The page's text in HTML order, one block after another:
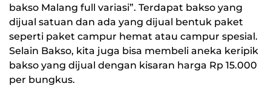
bakso Malang full variasi”. Terdapat bakso yang
dijual satuan dan ada yang dijual bentuk paket
seperti paket campur hemat atau campur spesial.
Selain Bakso, kita juga bisa membeli aneka keripik
bakso yang dijual dengan kisaran harga Rp 15.000
per bungkus.